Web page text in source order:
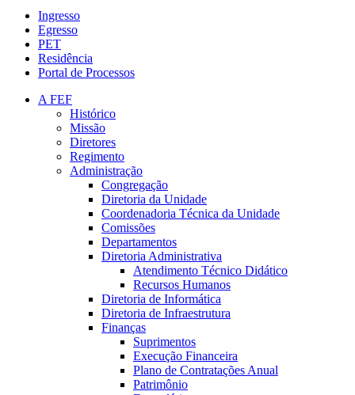
Ingresso
Egresso
PET
Residência
Portal de Processos
A FEF
Histórico
Missão
Diretores
Regimento
Administração
Congregação
Diretoria da Unidade
Coordenadoria Técnica da Unidade
Comissões
Departamentos
Diretoria Administrativa
Atendimento Técnico Didático
Recursos Humanos
Diretoria de Informática
Diretoria de Infraestrutura
Finanças
Suprimentos
Execução Financeira
Plano de Contratações Anual
Patrimônio